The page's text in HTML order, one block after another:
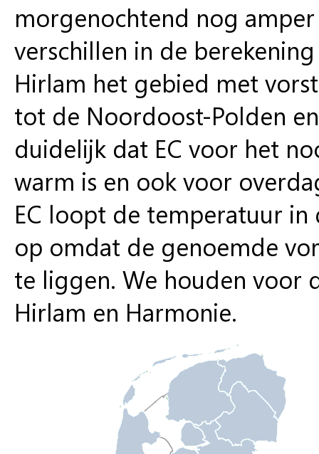
morgenochtend nog
verschillen in de
Hirlam het gebied met
tot de Noordoost-Polden
duidelijk dat EC voor het
warm is en ook voor
EC loopt de temperatuur
op omdat de genoemde
te liggen. We houden voor
Hirlam en Harmonie.